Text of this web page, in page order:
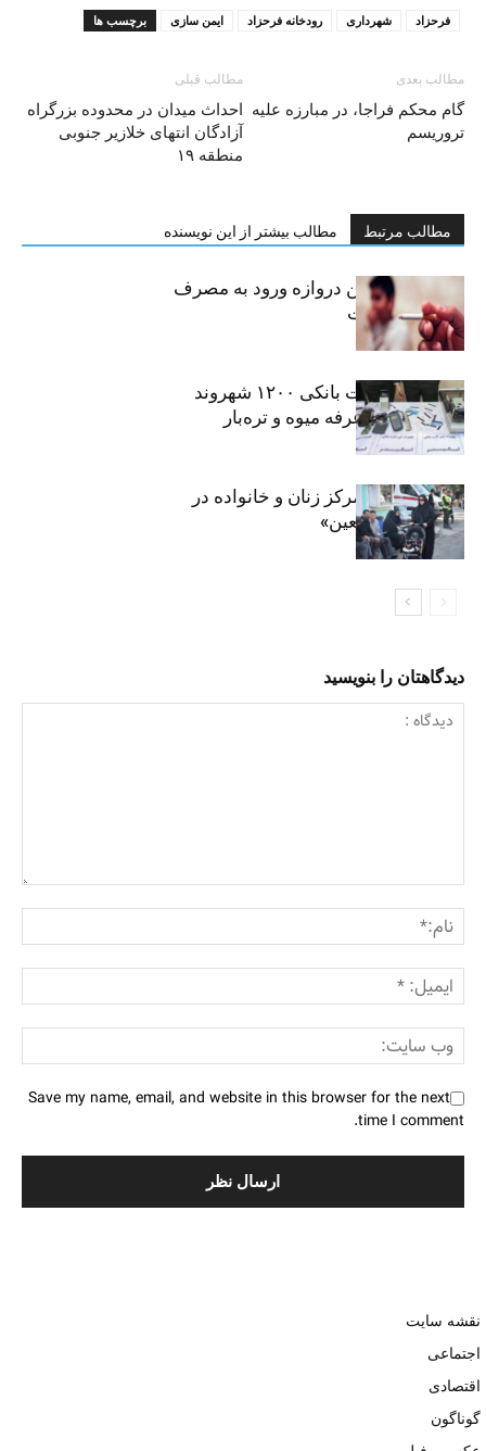
برچسب ها ایمن سازی رودخانه فرحزاد شهرداری فرحزاد
مطالب قبلی
احداث میدان در محدوده بزرگراه
آزادگان انتهای خلازیر جنوبی
منطقه ۱۹
مطالب بعدی
گام محکم فراجا، در مبارزه علیه
تروریسم
مطالب مرتبط مطالب بیشتر از این نویسنده
سیگار، مهمترین دروازه ورود به مصرف
موادمخدر است
افشای اطلاعات بانکی ۱۲۰۰ شهروند
تهرانی در یک غرفه میوه و تره‌بار
روایت حضور مرکز زنان و خانواده در
«جاماندگان اربعین»
دیدگاهتان را بنویسید
Save my name, email, and website in this browser for the next
time I comment.
نقشه سایت
اجتماعی
اقتصادی
گوناگون